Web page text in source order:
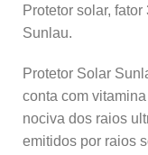
Protetor solar,
Sunlau.
Protetor Solar
conta com
nociva dos raios
emitidos por raios